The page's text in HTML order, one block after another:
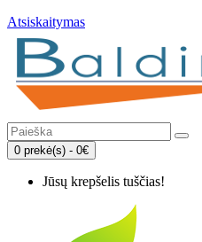
Atsiskaitymas
0 prekė(s) - 0€
Jūsų krepšelis tuščias!